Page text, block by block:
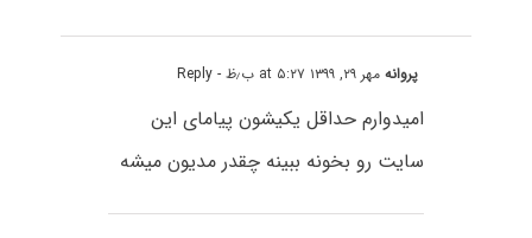
پروانهمهر ۲۹, ۱۳۹۹ at ۵:۲۷ ب٫ظ - Reply
امیدوارم حداقل یکیشون پیامای این
سایت رو بخونه ببینه چقدر مدیون میشه